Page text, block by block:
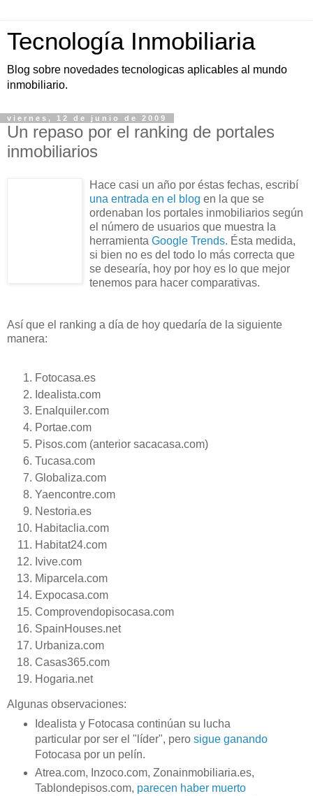
Tecnología Inmobiliaria
Blog sobre novedades tecnologicas aplicables al mundo
inmobiliario.
viernes, 12 de junio de 2009
Un repaso por el ranking de portales
inmobiliarios
Hace casi un año por éstas fechas, escribí
una entrada en el blog en la que se
ordenaban los portales inmobiliarios según
el número de usuarios que muestra la
herramienta Google Trends. Ésta medida,
si bien no es del todo lo más correcta que
se desearía, hoy por hoy es lo que mejor
tenemos para hacer comparativas.
Así que el ranking a día de hoy quedaría de la siguiente
manera:
Fotocasa.es
Idealista.com
Enalquiler.com
Portae.com
Pisos.com (anterior sacacasa.com)
Tucasa.com
Globaliza.com
Yaencontre.com
Nestoria.es
Habitaclia.com
Habitat24.com
Ivive.com
Miparcela.com
Expocasa.com
Comprovendopisocasa.com
SpainHouses.net
Urbaniza.com
Casas365.com
Hogaria.net
Algunas observaciones:
Idealista y Fotocasa continúan su lucha
particular por ser el "líder", pero sigue ganando
Fotocasa por un pelín.
Atrea.com, Inzoco.com, Zonainmobiliaria.es,
Tablondepisos.com, parecen haber muerto